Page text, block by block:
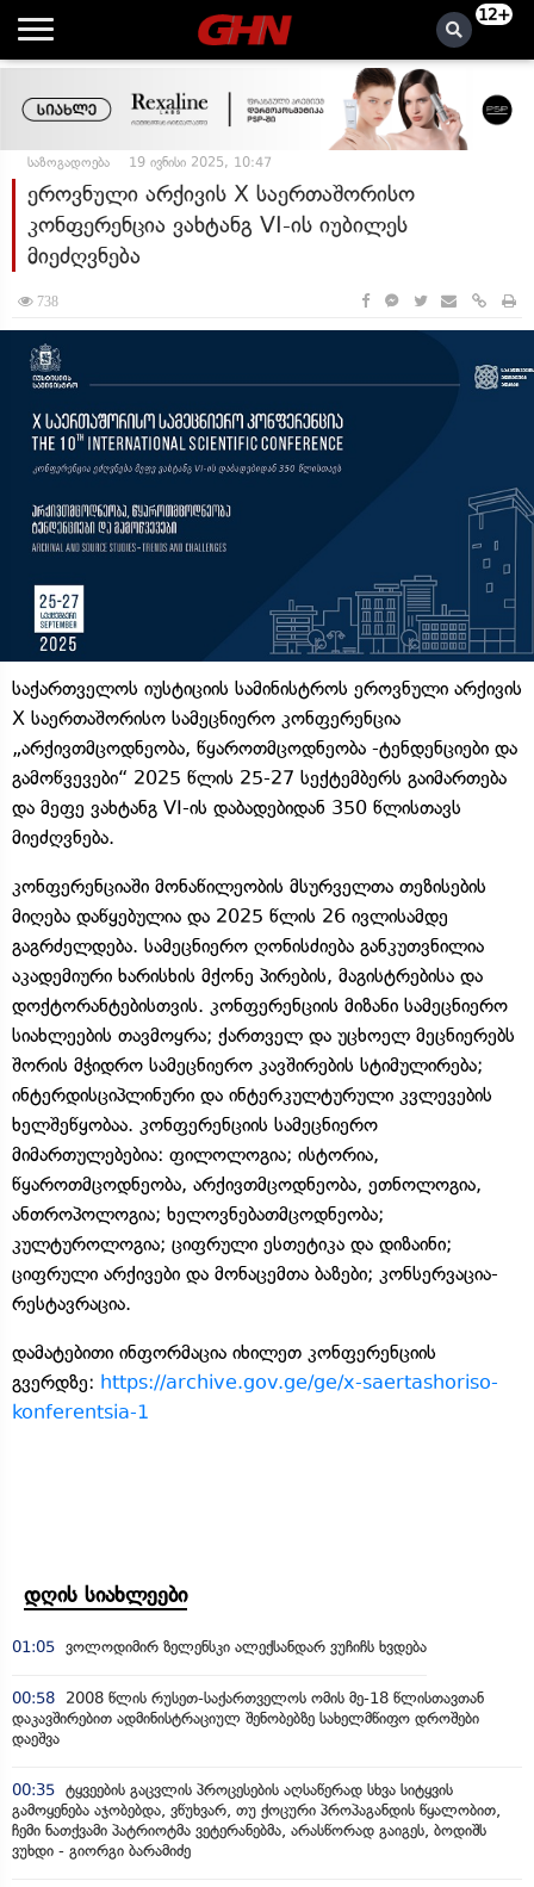
12+
საზოგადოება 19 ივნისი 2025, 10:47
ეროვნული არქივის X საერთაშორისო
კონფერენცია ვახტანგ VI-ის იუბილეს
მიეძღვნება
738
საქართველოს იუსტიციის სამინისტროს ეროვნული არქივის
X საერთაშორისო სამეცნიერო კონფერენცია
„არქივთმცოდნეობა, წყაროთმცოდნეობა -ტენდენციები და
გამოწვევები“ 2025 წლის 25-27 სექტემბერს გაიმართება
და მეფე ვახტანგ VI-ის დაბადებიდან 350 წლისთავს
მიეძღვნება.
კონფერენციაში მონაწილეობის მსურველთა თეზისების
მიღება დაწყებულია და 2025 წლის 26 ივლისამდე
გაგრძელდება. სამეცნიერო ღონისძიება განკუთვნილია
აკადემიური ხარისხის მქონე პირების, მაგისტრებისა და
დოქტორანტებისთვის. კონფერენციის მიზანი სამეცნიერო
სიახლეების თავმოყრა; ქართველ და უცხოელ მეცნიერებს
შორის მჭიდრო სამეცნიერო კავშირების სტიმულირება;
ინტერდისციპლინური და ინტერკულტურული კვლევების
ხელშეწყობაა. კონფერენციის სამეცნიერო
მიმართულებებია: ფილოლოგია; ისტორია,
წყაროთმცოდნეობა, არქივთმცოდნეობა, ეთნოლოგია,
ანთროპოლოგია; ხელოვნებათმცოდნეობა;
კულტუროლოგია; ციფრული ესთეტიკა და დიზაინი;
ციფრული არქივები და მონაცემთა ბაზები; კონსერვაცია-
რესტავრაცია.
დამატებითი ინფორმაცია იხილეთ კონფერენციის
გვერდზე: https://archive.gov.ge/ge/x-saertashoriso-
konferentsia-1
დღის სიახლეები
01:05 ვოლოდიმირ ზელენსკი ალექსანდარ ვუჩიჩს ხვდება
00:58
2008 წლის რუსეთ-საქართველოს ომის მე-18 წლისთავთან
დაკავშირებით ადმინისტრაციულ შენობებზე სახელმწიფო დროშები
დაეშვა
00:35 ტყვეების გაცვლის პროცესების აღსაწერად სხვა სიტყვის
გამოყენება აჯობებდა, ვწუხვარ, თუ ქოცური პროპაგანდის წყალობით,
ჩემი ნათქვამი პატრიოტმა ვეტერანებმა, არასწორად გაიგეს, ბოდიშს
ვუხდი - გიორგი ბარამიძე